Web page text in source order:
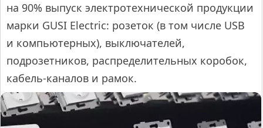
на 90% выпуск электротехнической продукции
марки GUSI Еlectric: розеток (в том числе USB
и компьютерных), выключателей,
подрозетников, распределительных коробок,
кабель-каналов и рамок.